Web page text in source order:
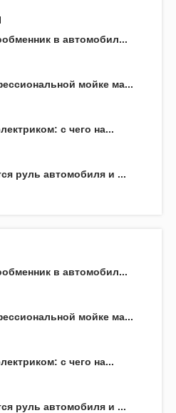
в автомобил...
мойке ма...
с чего на...
руль автомобиля и ...
в автомобил...
мойке ма...
с чего на...
руль автомобиля и ...